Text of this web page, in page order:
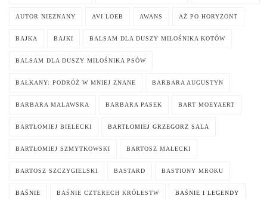
AUTOR NIEZNANY AVI LOEB AWANS AŻ PO HORYZONT
BAJKA BAJKI BALSAM DLA DUSZY MIŁOŚNIKA KOTÓW
BALSAM DLA DUSZY MIŁOŚNIKA PSÓW
BAŁKANY: PODRÓŻ W MNIEJ ZNANE BARBARA AUGUSTYN
BARBARA MALAWSKA BARBARA PASEK BART MOEYAERT
BARTŁOMIEJ BIELECKI BARTŁOMIEJ GRZEGORZ SALA
BARTŁOMIEJ SZMYTKOWSKI BARTOSZ MAŁECKI
BARTOSZ SZCZYGIELSKI BASTARD BASTIONY MROKU
BAŚNIE BAŚNIE CZTERECH KRÓLESTW BAŚNIE I LEGENDY